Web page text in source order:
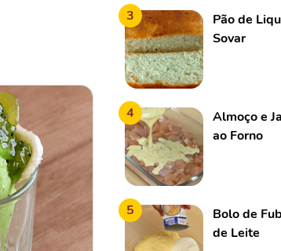
3
Pão de
Sovar
4
Almoço e
ao Forno
5
Bolo de
de Leite